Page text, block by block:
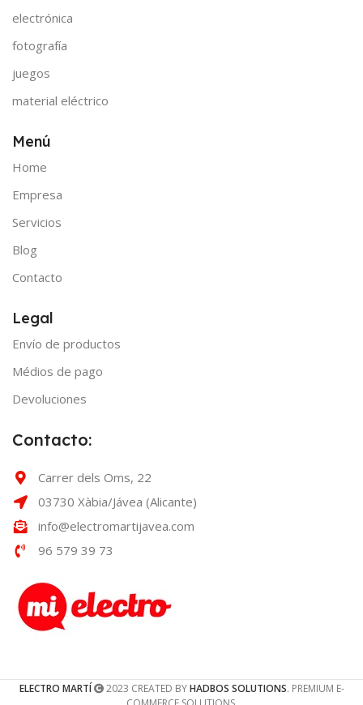
electrónica
fotografía
juegos
material eléctrico
Menú
Home
Empresa
Servicios
Blog
Contacto
Legal
Envío de productos
Médios de pago
Devoluciones
Contacto:
Carrer dels Oms, 22
03730 Xàbia/Jávea (Alicante)
info@electromartijavea.com
96 579 39 73
ELECTRO MARTÍ 2023 CREATED BYHADBOS SOLUTIONS. PREMIUM E-